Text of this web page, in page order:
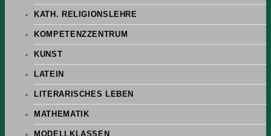
KATH. RELIGIONSLEHRE
KOMPETENZZENTRUM
KUNST
LATEIN
LITERARISCHES LEBEN
MATHEMATIK